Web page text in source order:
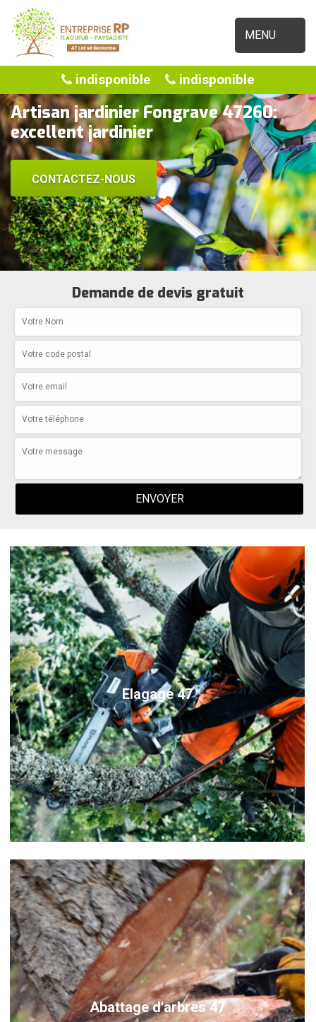
MENU
indisponible indisponible
Artisan jardinier Fongrave 47260:
excellent jardinier
CONTACTEZ-NOUS
Demande de devis gratuit
Elagage 47
Abattage d'arbres 47